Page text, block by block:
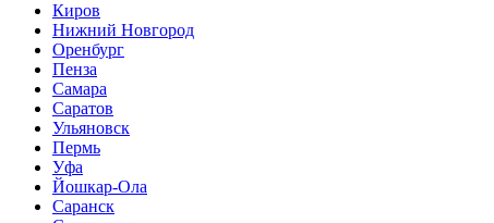
Киров
Нижний Новгород
Оренбург
Пенза
Самара
Саратов
Ульяновск
Пермь
Уфа
Йошкар-Ола
Саранск